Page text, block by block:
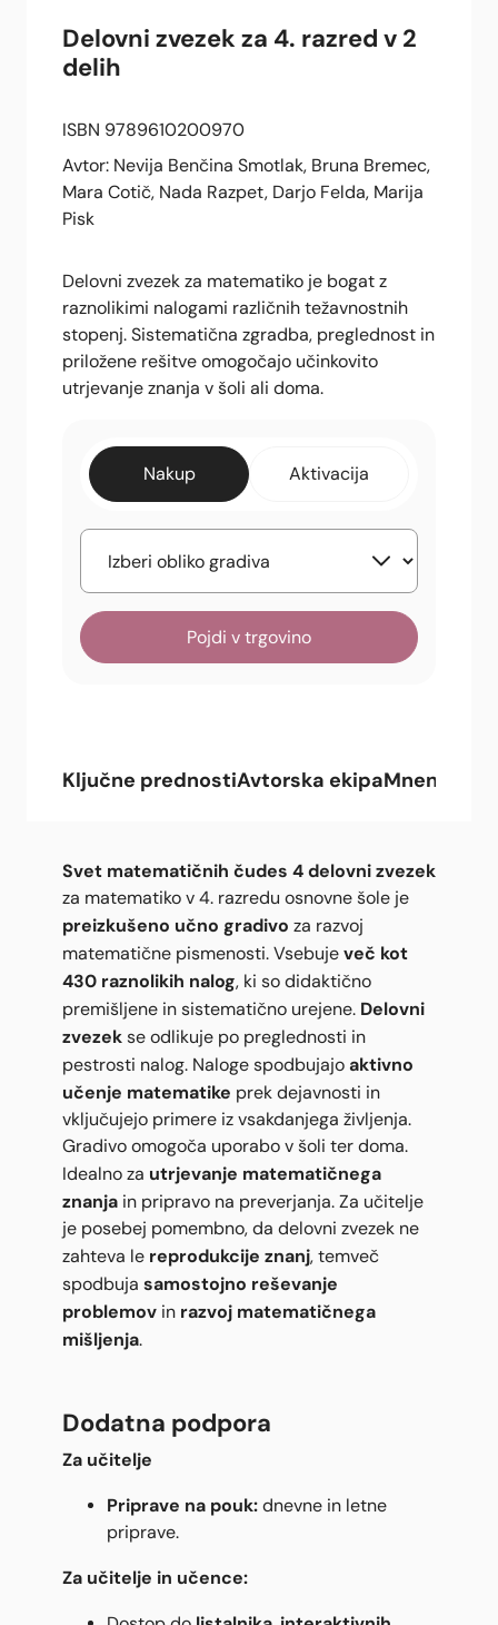
Delovni zvezek za 4. razred v 2
delih
ISBN 9789610200970
Avtor: Nevija Benčina Smotlak, Bruna Bremec,
Mara Cotič, Nada Razpet, Darjo Felda, Marija
Pisk
Delovni zvezek za matematiko je bogat z
raznolikimi nalogami različnih težavnostnih
stopenj. Sistematična zgradba, preglednost in
priložene rešitve omogočajo učinkovito
utrjevanje znanja v šoli ali doma.
Nakup Aktivacija
Pojdi v trgovino
Ključne prednostiAvtorska ekipaMnenja
Svet matematičnih čudes 4 delovni zvezek
za matematiko v 4. razredu osnovne šole je
preizkušeno učno gradivo za razvoj
matematične pismenosti. Vsebuje več kot
430 raznolikih nalog, ki so didaktično
premišljene in sistematično urejene. Delovni
zvezek se odlikuje po preglednosti in
pestrosti nalog. Naloge spodbujajo aktivno
učenje matematike prek dejavnosti in
vključujejo primere iz vsakdanjega življenja.
Gradivo omogoča uporabo v šoli ter doma.
Idealno za utrjevanje matematičnega
znanja in pripravo na preverjanja. Za učitelje
je posebej pomembno, da delovni zvezek ne
zahteva le reprodukcije znanj, temveč
spodbuja samostojno reševanje
problemov in razvoj matematičnega
mišljenja.
Dodatna podpora
Za učitelje
Priprave na pouk: dnevne in letne
priprave.
Za učitelje in učence: